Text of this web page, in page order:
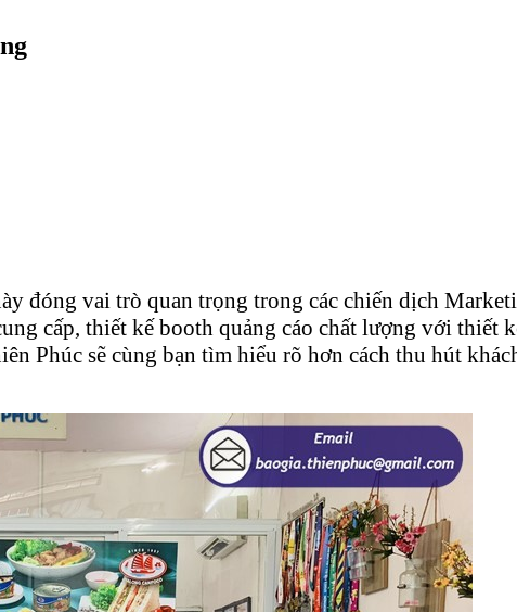
đóng vai trò quan trọng trong các chiến dịch
cấp, thiết kế booth quảng cáo chất lượng với thiết
Phúc sẽ cùng bạn tìm hiểu rõ hơn cách thu hút